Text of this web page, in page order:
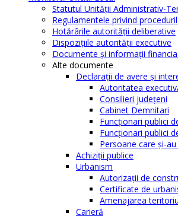
Statutul Unităţii Administrativ-
Regulamentele privind
Hotărârile autorităţii deliberative
Dispoziţiile autorităţii executive
Documente şi informaţii
Alte documente
Declaraţii de avere şi
Autoritatea
Consilieri judeţeni
Cabinet Demnitari
Funcţionari publici
Funcționari publici
Persoane care şi-
Achiziţii publice
Urbanism
Autorizații de
Certificate de
Amenajarea
Carieră